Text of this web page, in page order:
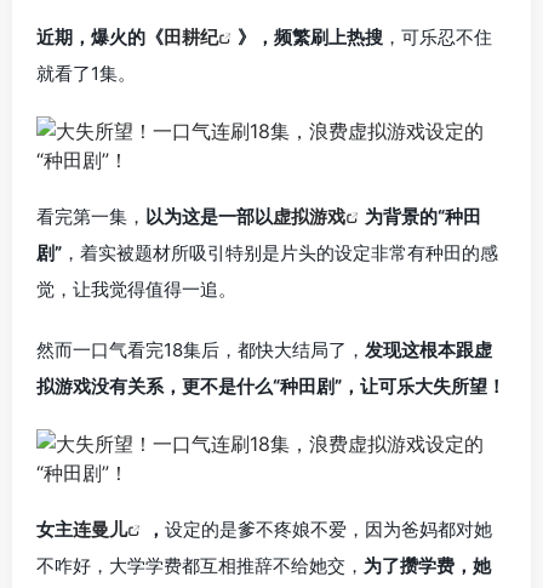
近期，爆火的《田耕纪 》，频繁刷上热搜 ，可乐忍不住
就看了1集。
看完第一集， 以为这是一部以虚拟游戏
为背景的“种田
剧” ，着实被题材所吸引特别是片头的设定非常有种田的感
觉，让我觉得值得一追。
然而一口气看完18集后，都快大结局了， 发现这根本跟虚
拟游戏没有关系，更不是什么“种田剧”，让可乐大失所望！
女主连曼儿 ， 设定的是爹不疼娘不爱，因为爸妈都对她
不咋好，大学学费都互相推辞不给她交， 为了攒学费，她